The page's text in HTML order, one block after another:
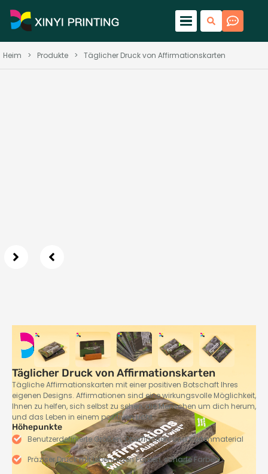
Heim > Produkte > Täglicher Druck von Affirmationskarten
Täglicher Druck von Affirmationskarten
Tägliche Affirmationskarten mit einer positiven Botschaft Ihres
eigenen Designs. Affirmationen sind eine wirkungsvolle Möglichkeit,
Ihnen zu helfen, sich selbst zu sehen, die Menschen um dich herum,
und das Leben in einem positiven Licht.
Höhepunkte
Benutzerdefinierte Größen, Oberflächen, und Kartenmaterial
Präziser Druck mit lebendigen Farben, scharfe Farben